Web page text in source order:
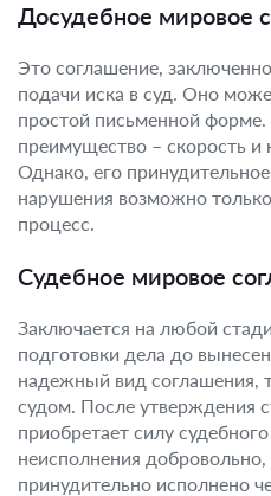
Досудебное мировое
Это соглашение,
подачи иска в суд. Оно
простой письменной форме.
преимущество – скорость и
Однако, его
нарушения возможно
процесс.
Судебное мировое
Заключается на любой
подготовки дела до
надежный вид соглашения,
судом. После утверждения
приобретает силу
неисполнения
принудительно исполнено